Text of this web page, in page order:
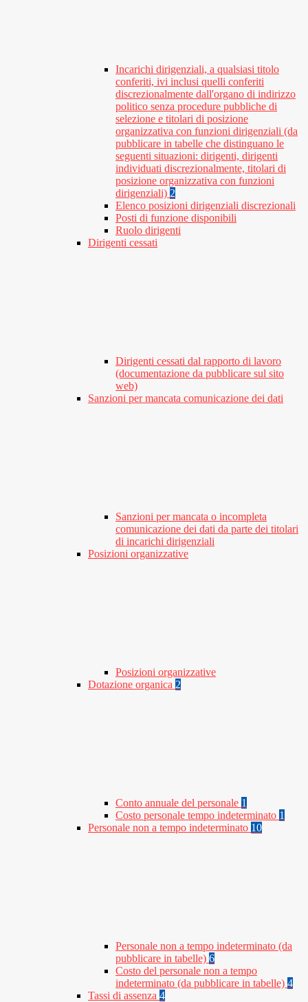
Incarichi dirigenziali, a qualsiasi titolo
conferiti, ivi inclusi quelli conferiti
discrezionalmente dall'organo di indirizzo
politico senza procedure pubbliche di
selezione e titolari di posizione
organizzativa con funzioni dirigenziali (da
pubblicare in tabelle che distinguano le
seguenti situazioni: dirigenti, dirigenti
individuati discrezionalmente, titolari di
posizione organizzativa con funzioni
dirigenziali) 2
Elenco posizioni dirigenziali discrezionali
Posti di funzione disponibili
Ruolo dirigenti
Dirigenti cessati
Dirigenti cessati dal rapporto di lavoro
(documentazione da pubblicare sul sito
web)
Sanzioni per mancata comunicazione dei dati
Sanzioni per mancata o incompleta
comunicazione dei dati da parte dei titolari
di incarichi dirigenziali
Posizioni organizzative
Posizioni organizzative
Dotazione organica 2
Conto annuale del personale 1
Costo personale tempo indeterminato 1
Personale non a tempo indeterminato 10
Personale non a tempo indeterminato (da
pubblicare in tabelle) 6
Costo del personale non a tempo
indeterminato (da pubblicare in tabelle) 4
Tassi di assenza 4